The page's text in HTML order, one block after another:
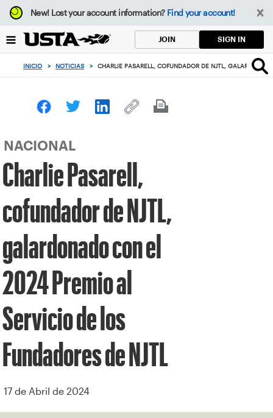
Enfoque
desde
botón
volver
principio
New!Lost your account information? Find your account!
JOIN SIGN IN
INICIO > NOTICIAS > CHARLIE PASARELL, COFUNDADOR DE NJTL,
NACIONAL
Charlie Pasarell,
cofundador de NJTL,
galardonado con el
2024 Premio al
Servicio de los
Fundadores de NJTL
17 de Abril de 2024